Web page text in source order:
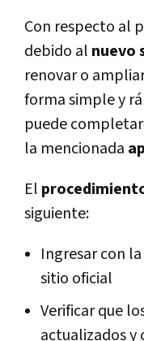
Con respecto al
debido al nuevo
renovar o
forma simple y
puede
la mencionada
El
siguiente:
Ingresar con
sitio oficial
Verificar que
actualizados y